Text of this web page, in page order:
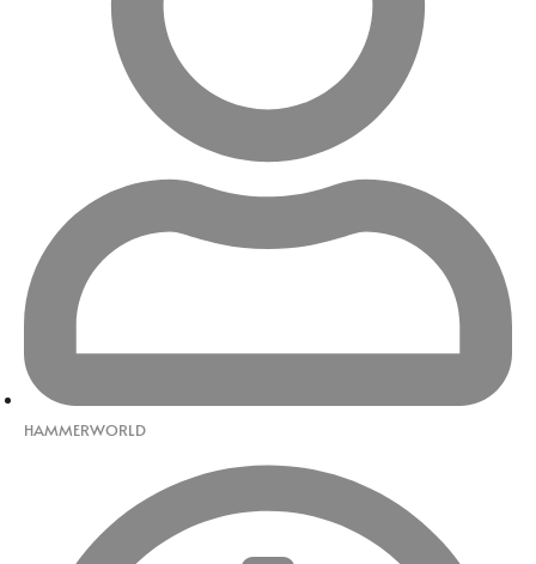
HAMMERWORLD